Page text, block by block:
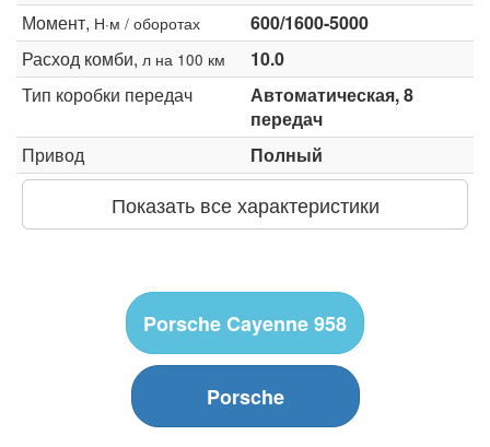
Момент, Н·м / оборотах
600/1600-5000
Расход комби, л на 100 км
10.0
Тип коробки передач
Автоматическая, 8
передач
Привод
Полный
Показать все характеристики
Porsche Cayenne 958
Porsche